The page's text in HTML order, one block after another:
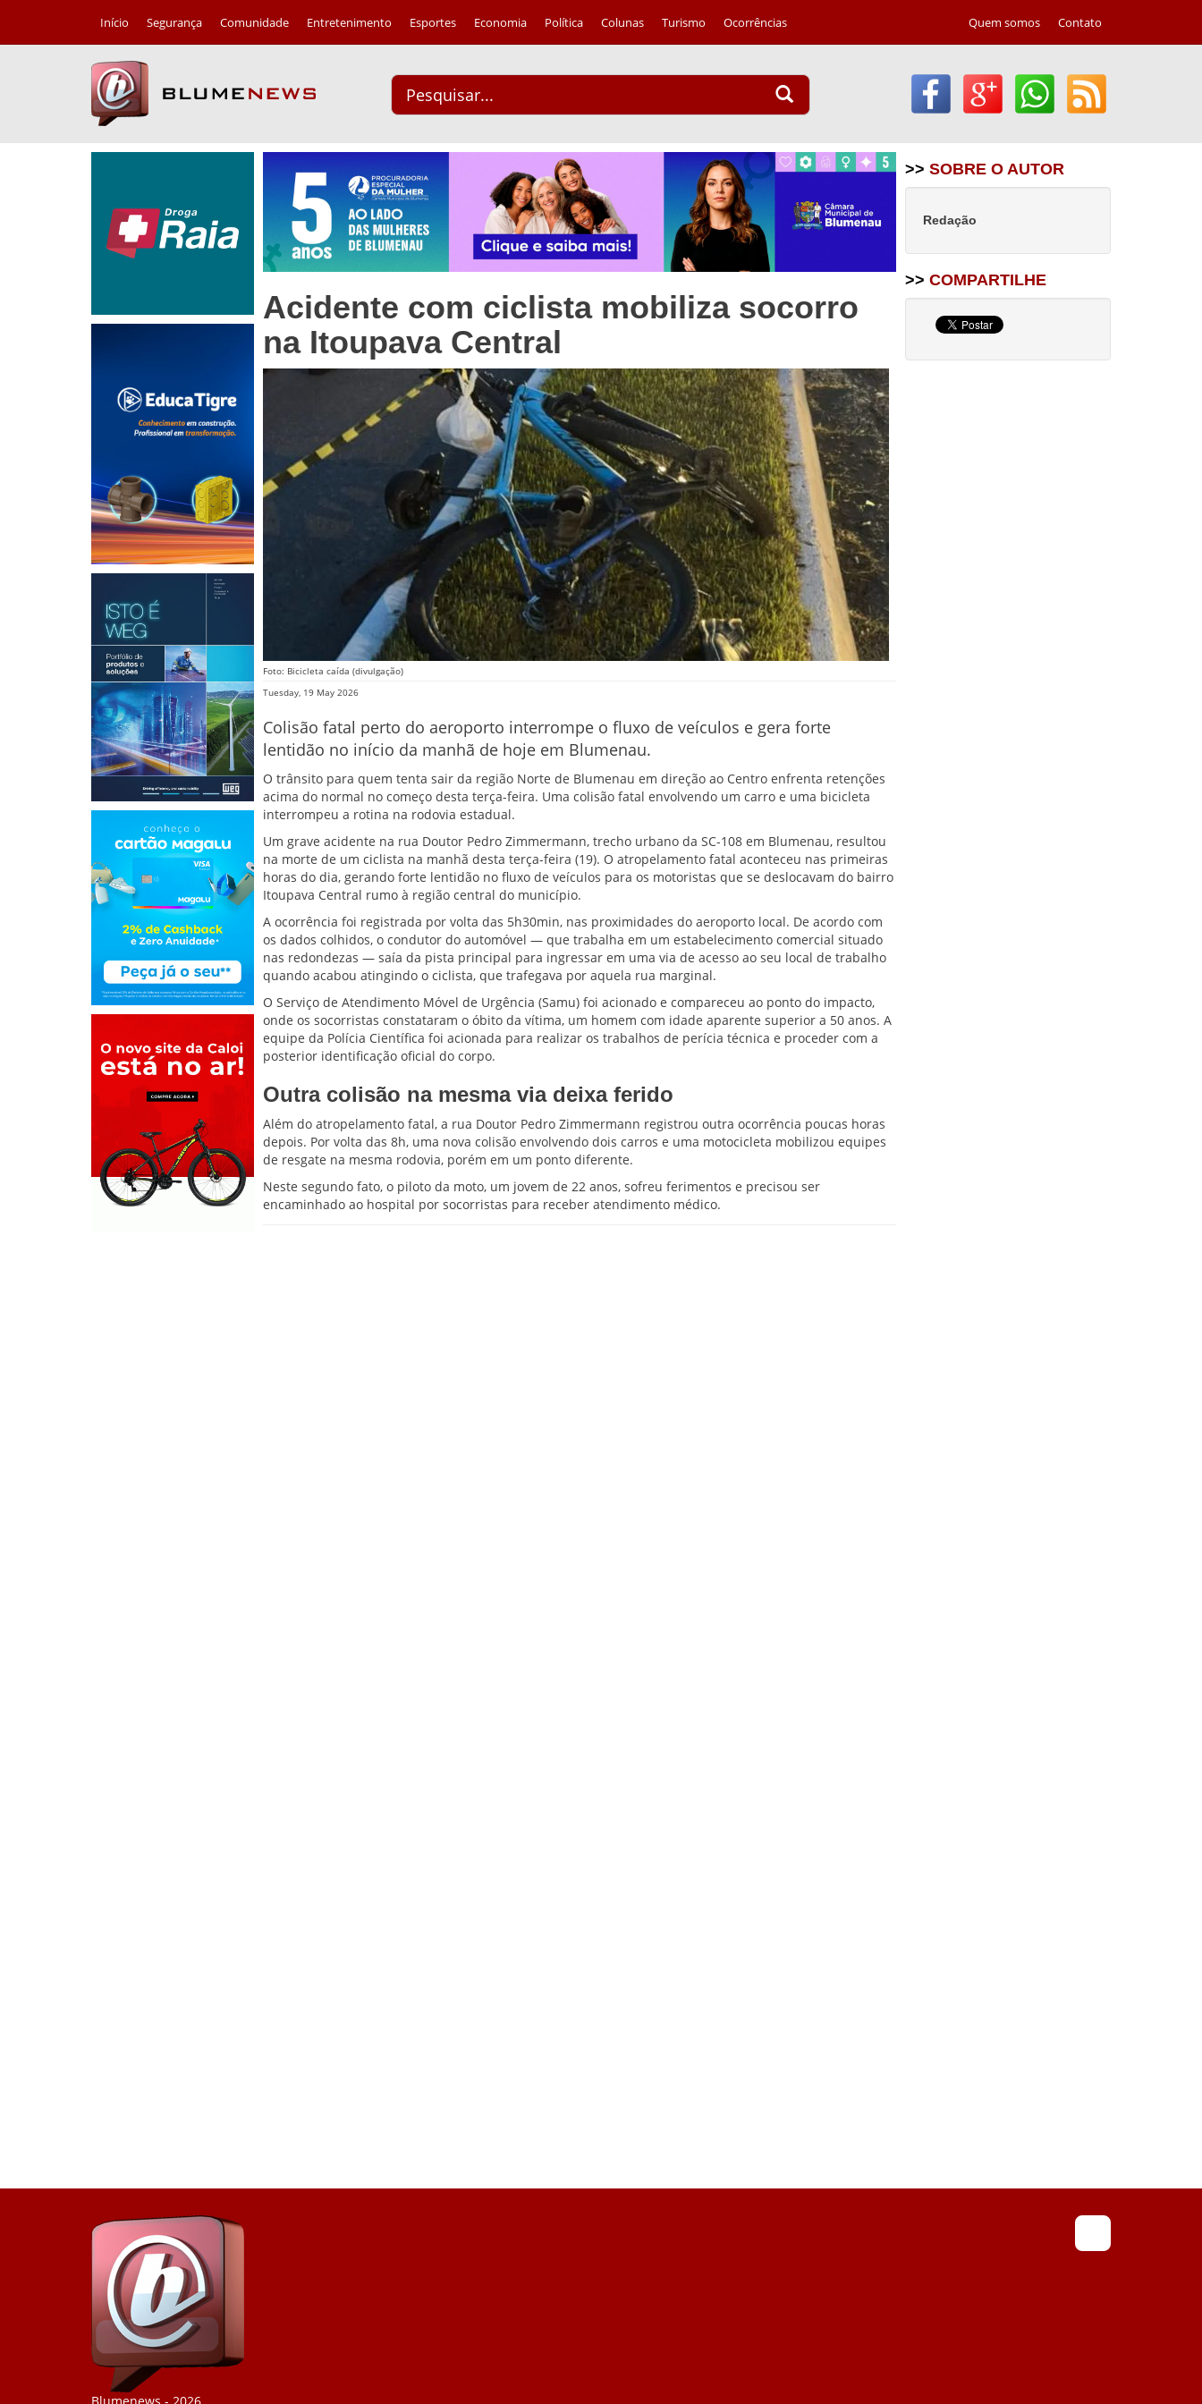
Início Segurança Comunidade Entretenimento Esportes Economia Política Colunas Turismo Ocorrências Quem somos Contato
Acidente com ciclista mobiliza socorro
na Itoupava Central
Foto: Bicicleta caída (divulgação)
Tuesday, 19 May 2026
Colisão fatal perto do aeroporto interrompe o fluxo de veículos e gera forte
lentidão no início da manhã de hoje em Blumenau.
O trânsito para quem tenta sair da região Norte de Blumenau em direção ao Centro enfrenta retenções
acima do normal no começo desta terça-feira. Uma colisão fatal envolvendo um carro e uma bicicleta
interrompeu a rotina na rodovia estadual.
Um grave acidente na rua Doutor Pedro Zimmermann, trecho urbano da SC-108 em Blumenau, resultou
na morte de um ciclista na manhã desta terça-feira (19). O atropelamento fatal aconteceu nas primeiras
horas do dia, gerando forte lentidão no fluxo de veículos para os motoristas que se deslocavam do bairro
Itoupava Central rumo à região central do município.
A ocorrência foi registrada por volta das 5h30min, nas proximidades do aeroporto local. De acordo com
os dados colhidos, o condutor do automóvel — que trabalha em um estabelecimento comercial situado
nas redondezas — saía da pista principal para ingressar em uma via de acesso ao seu local de trabalho
quando acabou atingindo o ciclista, que trafegava por aquela rua marginal.
O Serviço de Atendimento Móvel de Urgência (Samu) foi acionado e compareceu ao ponto do impacto,
onde os socorristas constataram o óbito da vítima, um homem com idade aparente superior a 50 anos. A
equipe da Polícia Científica foi acionada para realizar os trabalhos de perícia técnica e proceder com a
posterior identificação oficial do corpo.
Outra colisão na mesma via deixa ferido
Além do atropelamento fatal, a rua Doutor Pedro Zimmermann registrou outra ocorrência poucas horas
depois. Por volta das 8h, uma nova colisão envolvendo dois carros e uma motocicleta mobilizou equipes
de resgate na mesma rodovia, porém em um ponto diferente.
Neste segundo fato, o piloto da moto, um jovem de 22 anos, sofreu ferimentos e precisou ser
encaminhado ao hospital por socorristas para receber atendimento médico.
>> SOBRE O AUTOR
Redação
>> COMPARTILHE
Blumenews - 2026